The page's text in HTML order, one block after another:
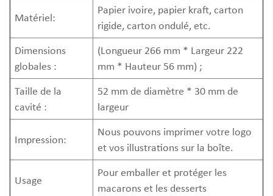
Matériel:
Papier ivoire, papier kraft, carton
rigide, carton ondulé, etc.
Dimensions
globales :
(Longueur 266 mm * Largeur 222
mm * Hauteur 56 mm) ;
Taille de la
cavité :
52 mm de diamètre * 30 mm de
largeur
Impression:
Nous pouvons imprimer votre logo
et vos illustrations sur la boîte.
Usage
Pour emballer et protéger les
macarons et les desserts